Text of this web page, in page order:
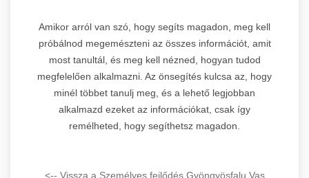
Amikor arról van szó, hogy segíts magadon, meg kell
próbálnod megemészteni az összes információt, amit
most tanultál, és meg kell nézned, hogyan tudod
megfelelően alkalmazni. Az önsegítés kulcsa az, hogy
minél többet tanulj meg, és a lehető legjobban
alkalmazd ezeket az információkat, csak így
remélheted, hogy segíthetsz magadon.
<-- Vissza a Személyes fejlődés Gyöngyösfalu Vas